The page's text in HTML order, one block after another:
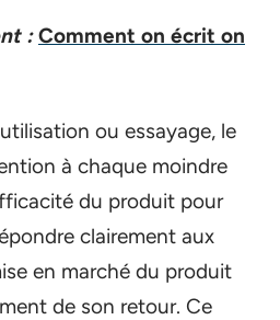
: Comment on écrit on
ou essayage, le
à chaque moindre
du produit pour
clairement aux
en marché du produit
de son retour. Ce